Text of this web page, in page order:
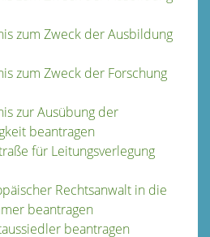
zum Zweck der Ausbildung
zum Zweck der Forschung
zur Ausübung der
beantragen
für Leitungsverlegung
Rechtsanwalt in die
beantragen
beantragen